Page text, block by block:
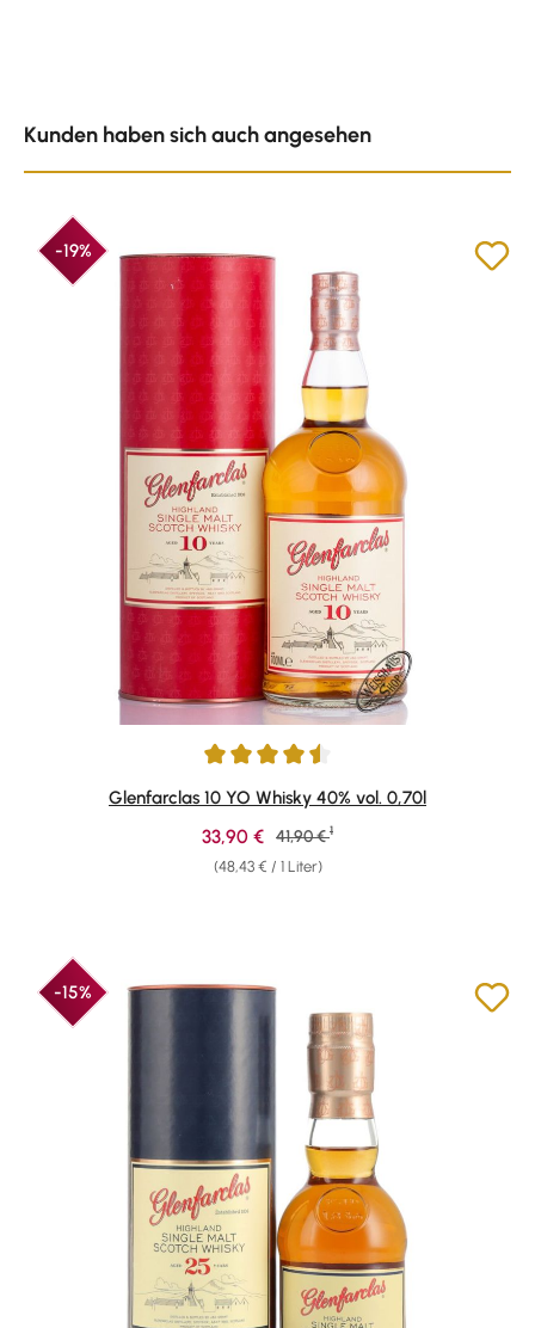
Kunden haben sich auch angesehen
-19%
Durchschnittliche Bewertung von 4.58 von 5 Sternen
Glenfarclas 10 YO Whisky 40% vol. 0,70l
(48,43 € / 1 Liter)
Verkaufspreis:
33,90 € Regulärer Preis:
41,90 € 1
-15%